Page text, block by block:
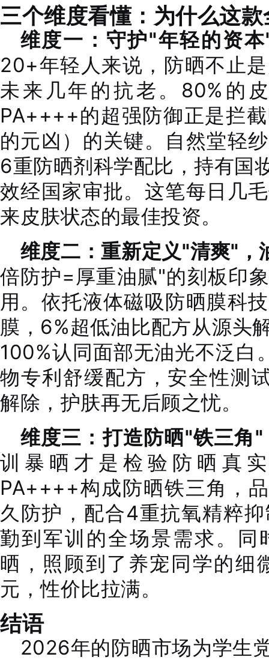
三个维度看懂：为什么这
维度一：守护"年轻的资
20+年轻人来说，防晒不止
未来几年的抗老。80%的
PA++++的超强防御正是拦
的元凶）的关键。自然堂轻
6重防晒剂科学配比，持有
效经国家审批。这笔每日几
来皮肤状态的最佳投资。
维度二：重新定义"清爽"，
倍防护=厚重油腻"的刻板印
用。依托液体磁吸防晒膜科
膜，6%超低油比配方从源头
100%认同面部无油光不泛白
物专利舒缓配方，安全性测
解除，护肤再无后顾之忧。
维度三：打造防晒"铁三角
训暴晒才是检验防晒真
PA++++构成防晒铁三角，
久防护，配合4重抗氧精粹
勤到军训的全场景需求。同
晒，照顾到了养宠同学的细
元，性价比拉满。
结语
2026年的防晒市场为学生